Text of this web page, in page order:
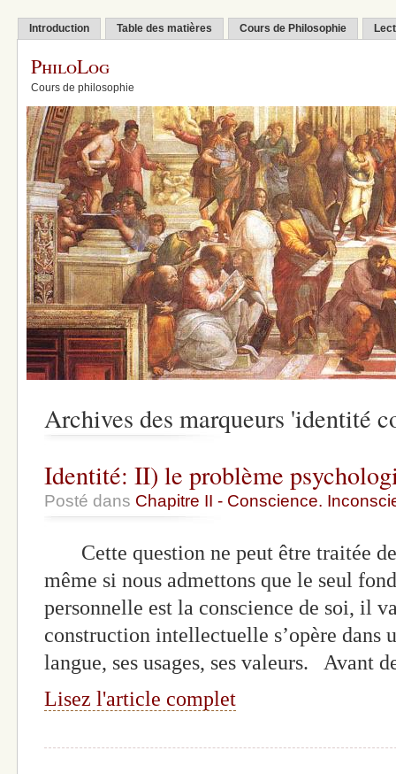
Introduction Table des matières Cours de Philosophie
PhiloLog
Cours de philosophie
Archives des marqueurs 'identité
Identité: II) le problème
Posté dans Chapitre II - Conscience.
Cette question ne peut être traitée de
même si nous admettons que le seul
personnelle est la conscience de soi, il
construction intellectuelle s’opère dans
langue, ses usages, ses valeurs. Avant
Lisez l'article complet